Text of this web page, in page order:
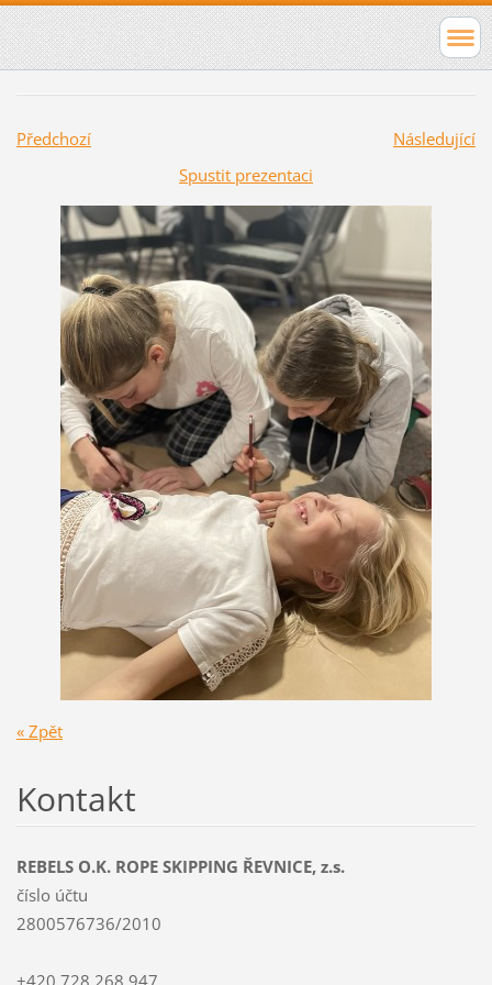
Předchozí
Následující
Spustit prezentaci
« Zpět
Kontakt
REBELS O.K. ROPE SKIPPING ŘEVNICE, z.s.
číslo účtu
2800576736/2010
+420 728 268 947